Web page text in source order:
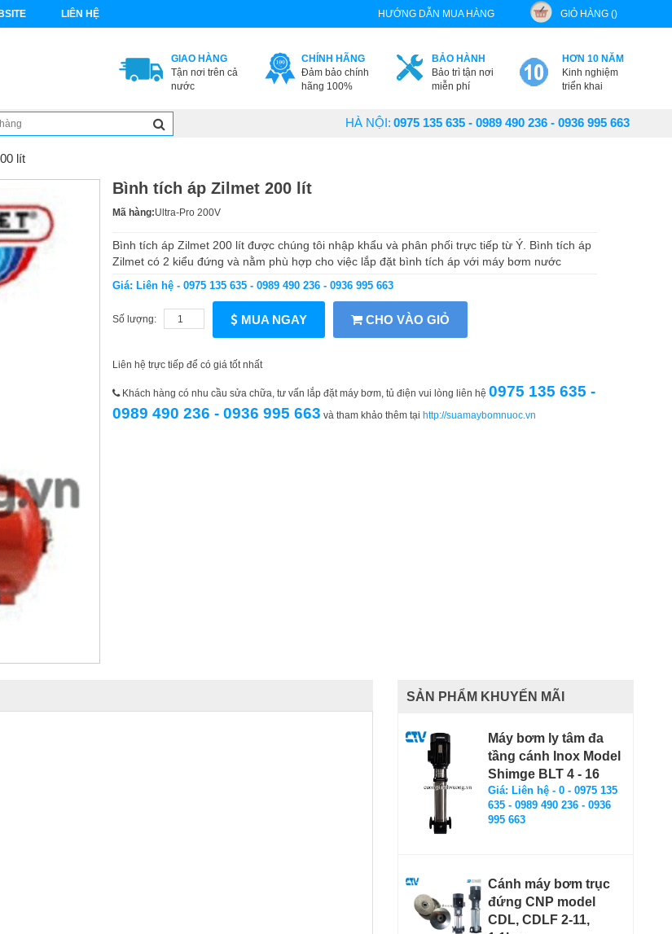
LIÊN HỆ HƯỚNG DẪN MUA HÀNG GIỎ HÀNG ()
GIAO HÀNG
Tận nơi trên cả
nước
CHÍNH HÃNG
Đảm bảo chính
hãng 100%
BẢO HÀNH
Bảo trì tận nơi
miễn phí
HƠN 10 NĂM
Kinh nghiệm
triển khai
HÀ NỘI: 0975 135 635 - 0989 490 236 - 0936 995 663
lít
Bình tích áp Zilmet 200 lít
Mã hàng:Ultra-Pro 200V
Bình tích áp Zilmet 200 lít được chúng tôi nhập khẩu và phân phối trực tiếp từ Ý. Bình tích áp
Zilmet có 2 kiểu đứng và nằm phù hợp cho việc lắp đặt bình tích áp với máy bơm nước
Giá: Liên hệ - 0975 135 635 - 0989 490 236 - 0936 995 663
Số lượng: MUA NGAY CHO VÀO GIỎ
Liên hệ trực tiếp để có giá tốt nhất
Khách hàng có nhu cầu sửa chữa, tư vấn lắp đặt máy bơm, tủ điện vui lòng liên hệ 0975 135 635 -
0989 490 236 - 0936 995 663 và tham khảo thêm tại http://suamaybomnuoc.vn
SẢN PHẨM KHUYẾN MÃI
Máy bơm ly tâm đa
tầng cánh Inox Model
Shimge BLT 4 - 16
Giá: Liên hệ - 0 - 0975 135
635 - 0989 490 236 - 0936
995 663
Cánh máy bơm trục
đứng CNP model
CDL, CDLF 2-11,